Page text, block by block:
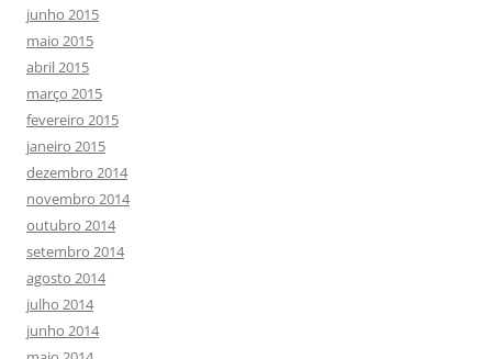
junho 2015
maio 2015
abril 2015
março 2015
fevereiro 2015
janeiro 2015
dezembro 2014
novembro 2014
outubro 2014
setembro 2014
agosto 2014
julho 2014
junho 2014